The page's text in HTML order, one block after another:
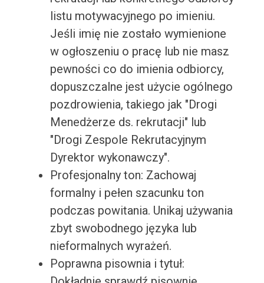
listu motywacyjnego po imieniu.
Jeśli imię nie zostało wymienione
w ogłoszeniu o pracę lub nie masz
pewności co do imienia odbiorcy,
dopuszczalne jest użycie ogólnego
pozdrowienia, takiego jak "Drogi
Menedżerze ds. rekrutacji" lub
"Drogi Zespole Rekrutacyjnym
Dyrektor wykonawczy".
Profesjonalny ton: Zachowaj
formalny i pełen szacunku ton
podczas powitania. Unikaj używania
zbyt swobodnego języka lub
nieformalnych wyrażeń.
Poprawna pisownia i tytuł: